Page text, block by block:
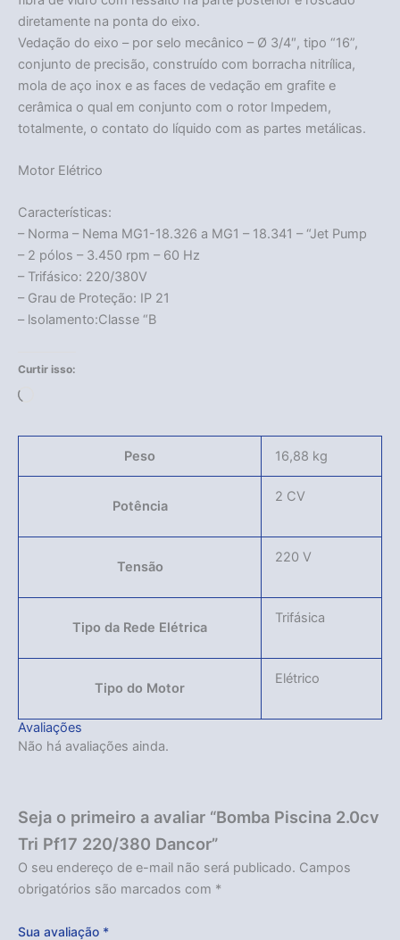
Acabou
diretamente na ponta do eixo.
Vedação do eixo – por selo mecânico – Ø 3/4″, tipo “16”,
conjunto de precisão, construído com borracha nitrílica,
mola de aço inox e as faces de vedação em grafite e
cerâmica o qual em conjunto com o rotor Impedem,
totalmente, o contato do líquido com as partes metálicas.
Motor Elétrico
Características:
– Norma – Nema MG1-18.326 a MG1 – 18.341 – “Jet Pump
– 2 pólos – 3.450 rpm – 60 Hz
– Trifásico: 220/380V
– Grau de Proteção: IP 21
– lsolamento:Classe “B
Curtir isso:
Peso 16,88 kg
Potência
2 CV
Tensão
220 V
Tipo da Rede Elétrica
Trifásica
Tipo do Motor
Elétrico
Avaliações
Não há avaliações ainda.
Seja o primeiro a avaliar “Bomba Piscina 2.0cv
Tri Pf17 220/380 Dancor”
O seu endereço de e-mail não será publicado. Campos
obrigatórios são marcados com *
Sua avaliação *